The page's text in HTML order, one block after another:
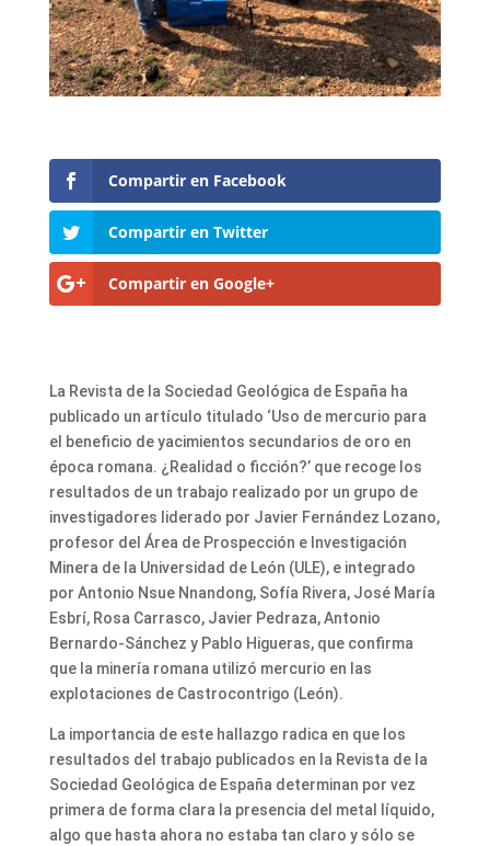
Compartir en Facebook
Compartir en Twitter
Compartir en Google+
La Revista de la Sociedad Geológica de España ha
publicado un artículo titulado ‘Uso de mercurio para
el beneficio de yacimientos secundarios de oro en
época romana. ¿Realidad o ficción?’ que recoge los
resultados de un trabajo realizado por un grupo de
investigadores liderado por Javier Fernández Lozano,
profesor del Área de Prospección e Investigación
Minera de la Universidad de León (ULE), e integrado
por Antonio Nsue Nnandong, Sofía Rivera, José María
Esbrí, Rosa Carrasco, Javier Pedraza, Antonio
Bernardo-Sánchez y Pablo Higueras, que confirma
que la minería romana utilizó mercurio en las
explotaciones de Castrocontrigo (León).
La importancia de este hallazgo radica en que los
resultados del trabajo publicados en la Revista de la
Sociedad Geológica de España determinan por vez
primera de forma clara la presencia del metal líquido,
algo que hasta ahora no estaba tan claro y sólo se